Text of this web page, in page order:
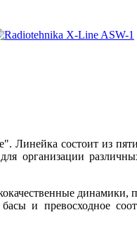
Линейка состоит из
организации
динамики,
и превосходное